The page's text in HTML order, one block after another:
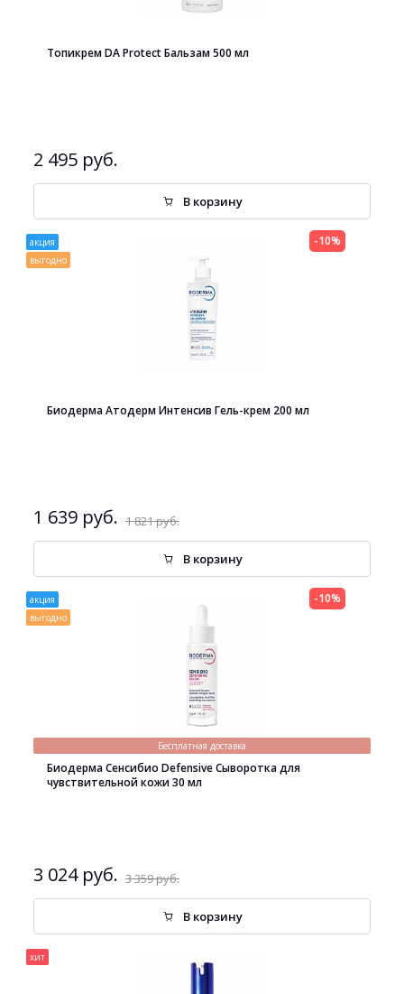
Топикрем DA Protect Бальзам 500 мл
2 495 руб.
В корзину
акция
выгодно
Биодерма Атодерм Интенсив Гель-крем 200 мл
1 639 руб. 1 821 руб.
-10%
В корзину
акция
выгодно
Бесплатная доставка
Биодерма Сенсибио Defensive Сыворотка для
чувствительной кожи 30 мл
3 024 руб. 3 359 руб.
-10%
В корзину
хит